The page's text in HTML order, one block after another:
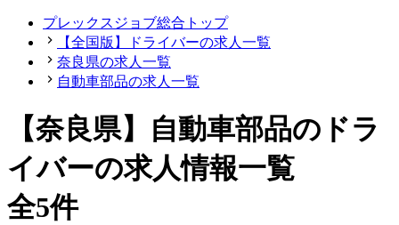
プレックスジョブ総合トップ
【全国版】ドライバーの求人一覧
奈良県の求人一覧
自動車部品の求人一覧
【奈良県】自動車部品のドラ
イバーの求人情報一覧
全5件